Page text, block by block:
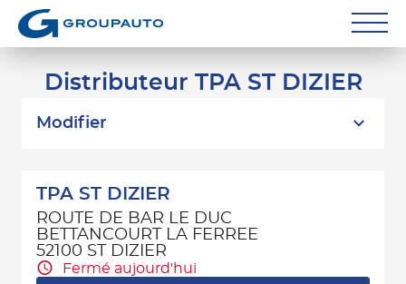
Grands Comptes
Poids Lourds
Particuliers
Distributeur TPA ST DIZIER
Modifier
TPA ST DIZIER
ROUTE DE BAR LE DUC
BETTANCOURT LA FERREE
52100 ST DIZIER
Fermé aujourd'hui